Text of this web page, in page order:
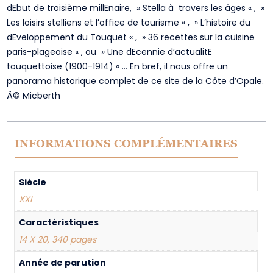
dEbut de troisième millEnaire, » Stella à travers les âges « , »
Les loisirs stelliens et l’office de tourisme « , » L’histoire du
dEveloppement du Touquet « , » 36 recettes sur la cuisine
paris-plageoise « , ou » Une dEcennie d’actualitE
touquettoise (1900-1914) « … En bref, il nous offre un
panorama historique complet de ce site de la Côte d’Opale.
Â© Micberth
INFORMATIONS COMPLÉMENTAIRES
Siècle
XXI
Caractéristiques
14 X 20, 340 pages
Année de parution